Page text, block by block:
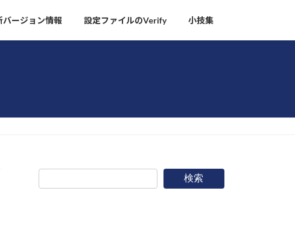
バージョン情報 設定ファイルのVerify 小技集
検索